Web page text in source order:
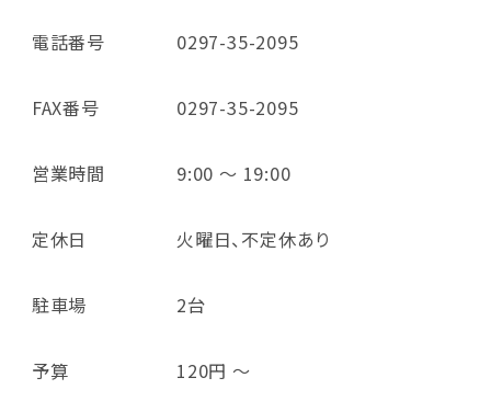
電話番号 0297-35-2095
FAX番号 0297-35-2095
営業時間 9:00 ～ 19:00
定休日 火曜日、不定休あり
駐車場 2台
予算 120円 ～